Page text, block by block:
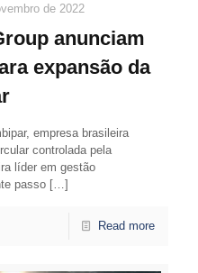
de 2022
anunciam
expansão da
empresa brasileira
controlada pela
líder em gestão
passo […]
Read more